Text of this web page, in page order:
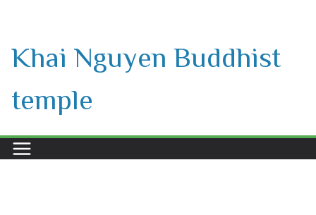
content
Khai Nguyen Buddhist
temple